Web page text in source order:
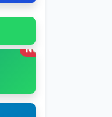
New